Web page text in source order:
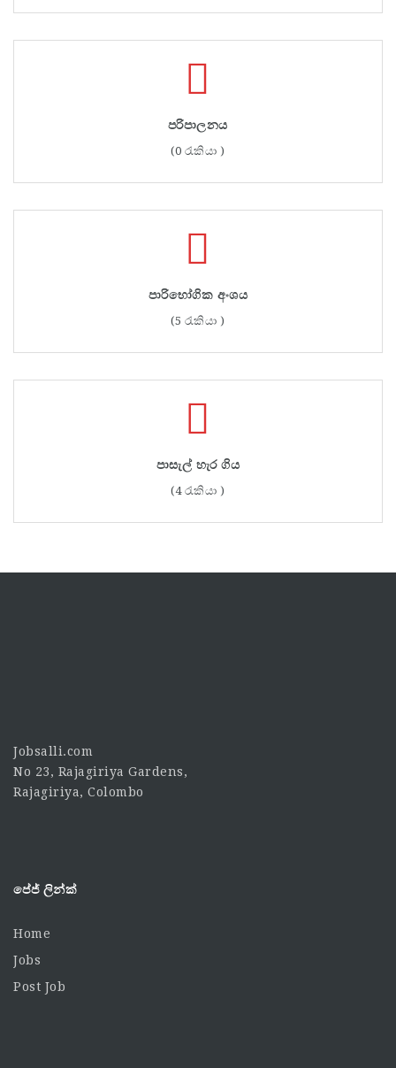
පරිපාලනය
(0 රැකියා )
පාරිභෝගික අංශය
(5 රැකියා )
පාසැල් හැර ගිය
(4 රැකියා )
Jobsalli.com
No 23, Rajagiriya Gardens,
Rajagiriya, Colombo
පේජ් ලින්ක්
Home
Jobs
Post Job